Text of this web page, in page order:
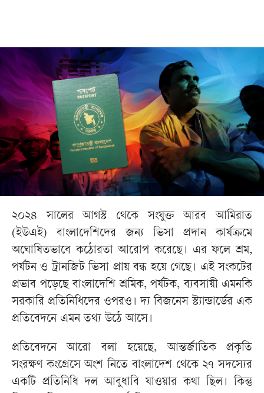
২০২৪ সালের আগস্ট থেকে সংযুক্ত আরব আমিরাত
(ইউএই) বাংলাদেশিদের জন্য ভিসা প্রদান কার্যক্রমে
অঘোষিতভাবে কঠোরতা আরোপ করেছে। এর ফলে শ্রম,
পর্যটন ও ট্রানজিট ভিসা প্রায় বন্ধ হয়ে গেছে। এই সংকটের
প্রভাব পড়েছে বাংলাদেশি শ্রমিক, পর্যটক, ব্যবসায়ী এমনকি
সরকারি প্রতিনিধিদের ওপরও। দ্য বিজনেস স্ট্যান্ডার্ডের এক
প্রতিবেদনে এমন তথ্য উঠে আসে।
প্রতিবেদনে আরো বলা হয়েছে, আন্তর্জাতিক প্রকৃতি
সংরক্ষণ কংগ্রেসে অংশ নিতে বাংলাদেশ থেকে ২৭ সদস্যের
একটি প্রতিনিধি দল আবুধাবি যাওয়ার কথা ছিল। কিন্তু